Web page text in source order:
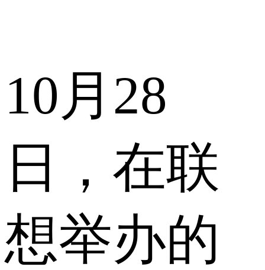
10月28
日，在联
想举办的